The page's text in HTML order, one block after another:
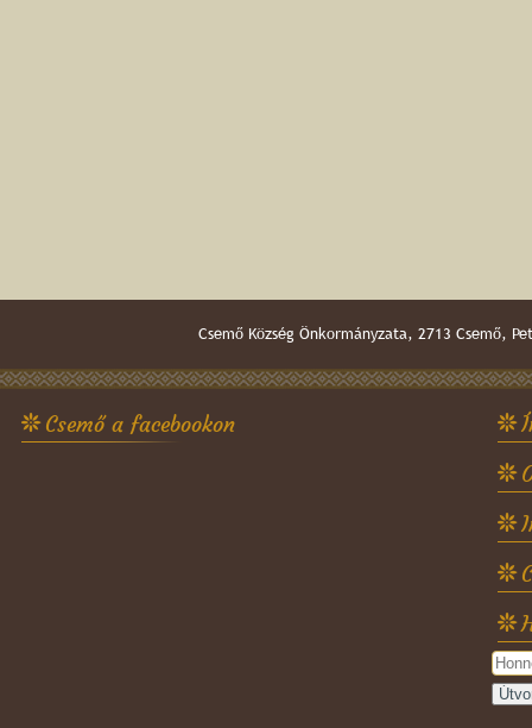
Csemő Község Önkormányzata, 2713
Csemő a facebookon